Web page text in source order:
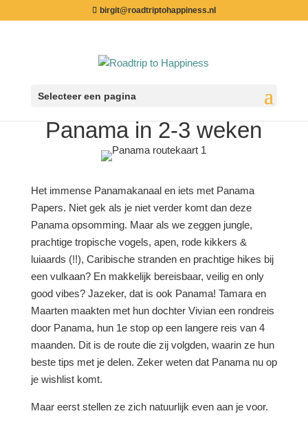
birgit@roadtriptohappiness.nl
Selecteer een pagina
Dé ultieme rondreis door
Panama in 2-3 weken
Het immense Panamakanaal en iets met Panama
Papers. Niet gek als je niet verder komt dan deze
Panama opsomming. Maar als we zeggen jungle,
prachtige tropische vogels, apen, rode kikkers &
luiaards (!!), Caribische stranden en prachtige hikes bij
een vulkaan? En makkelijk bereisbaar, veilig en only
good vibes? Jazeker, dat is ook Panama! Tamara en
Maarten maakten met hun dochter Vivian een rondreis
door Panama, hun 1e stop op een langere reis van 4
maanden. Dit is de route die zij volgden, waarin ze hun
beste tips met je delen. Zeker weten dat Panama nu op
je wishlist komt.
Maar eerst stellen ze zich natuurlijk even aan je voor.